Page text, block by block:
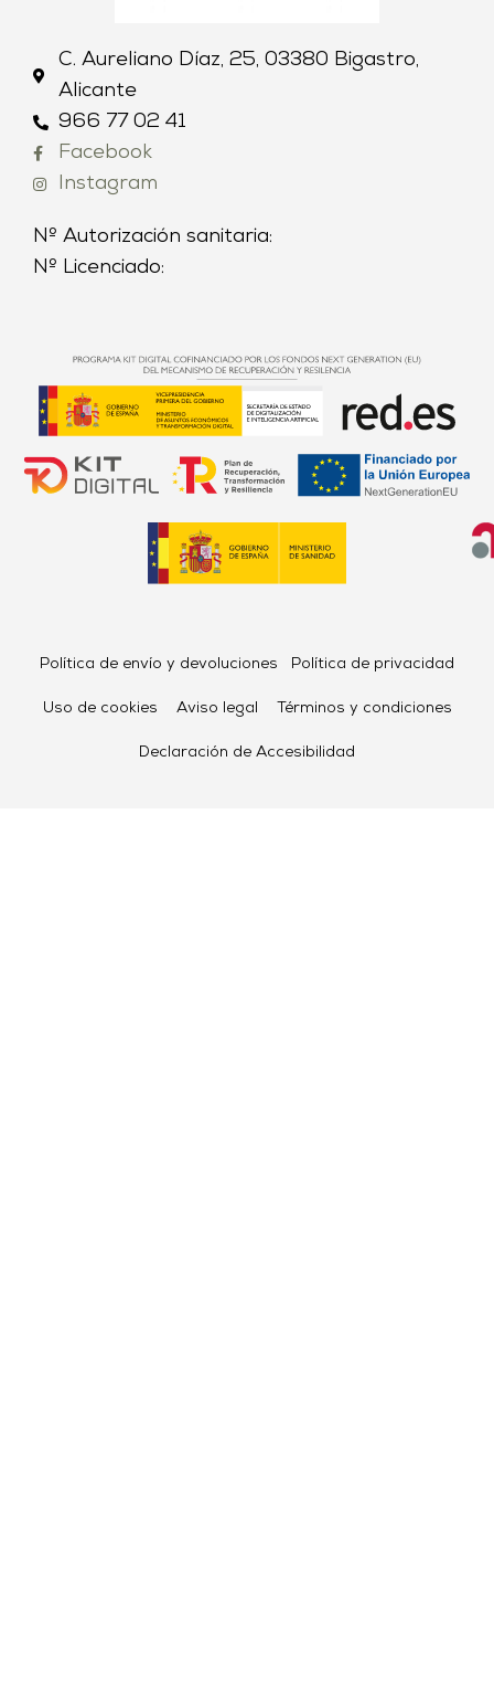
C. Aureliano Díaz, 25, 03380 Bigastro,
Alicante
966 77 02 41
Facebook
Instagram
Nº Autorización sanitaria:
Nº Licenciado:
Política de envío y devoluciones Política de privacidad
Uso de cookies Aviso legal Términos y condiciones
Declaración de Accesibilidad